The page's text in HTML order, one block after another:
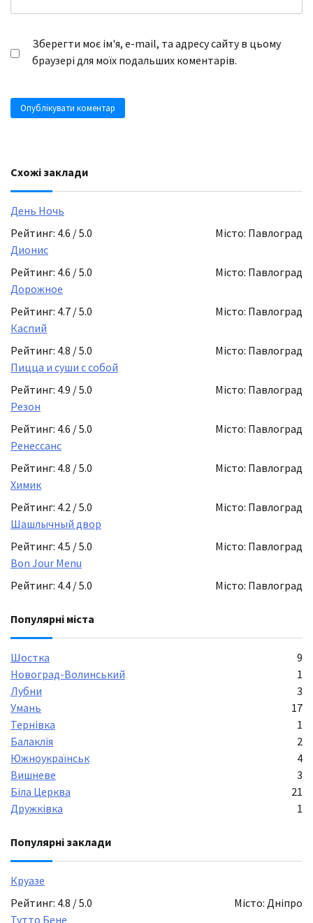
Зберегти моє ім'я, e-mail, та адресу сайту в цьому
браузері для моїх подальших коментарів.
Схожі заклади
День Ночь
Рейтинг: 4.6 / 5.0
Місто: Павлоград
Дионис
Рейтинг: 4.6 / 5.0
Місто: Павлоград
Дорожное
Рейтинг: 4.7 / 5.0
Місто: Павлоград
Каспий
Рейтинг: 4.8 / 5.0
Місто: Павлоград
Пицца и суши с собой
Рейтинг: 4.9 / 5.0
Місто: Павлоград
Резон
Рейтинг: 4.6 / 5.0
Місто: Павлоград
Ренессанс
Рейтинг: 4.8 / 5.0
Місто: Павлоград
Химик
Рейтинг: 4.2 / 5.0
Місто: Павлоград
Шашлычный двор
Рейтинг: 4.5 / 5.0
Місто: Павлоград
Bon Jour Menu
Рейтинг: 4.4 / 5.0
Місто: Павлоград
Популярні міста
Шостка
9
Новоград-Волинський
1
Лубни
3
Умань
17
Тернівка
1
Балаклія
2
Южноукраїнськ
4
Вишневе
3
Біла Церква
21
Дружківка
1
Популярні заклади
Круазе
Рейтинг: 4.8 / 5.0
Місто: Дніпро
Тутто Бене